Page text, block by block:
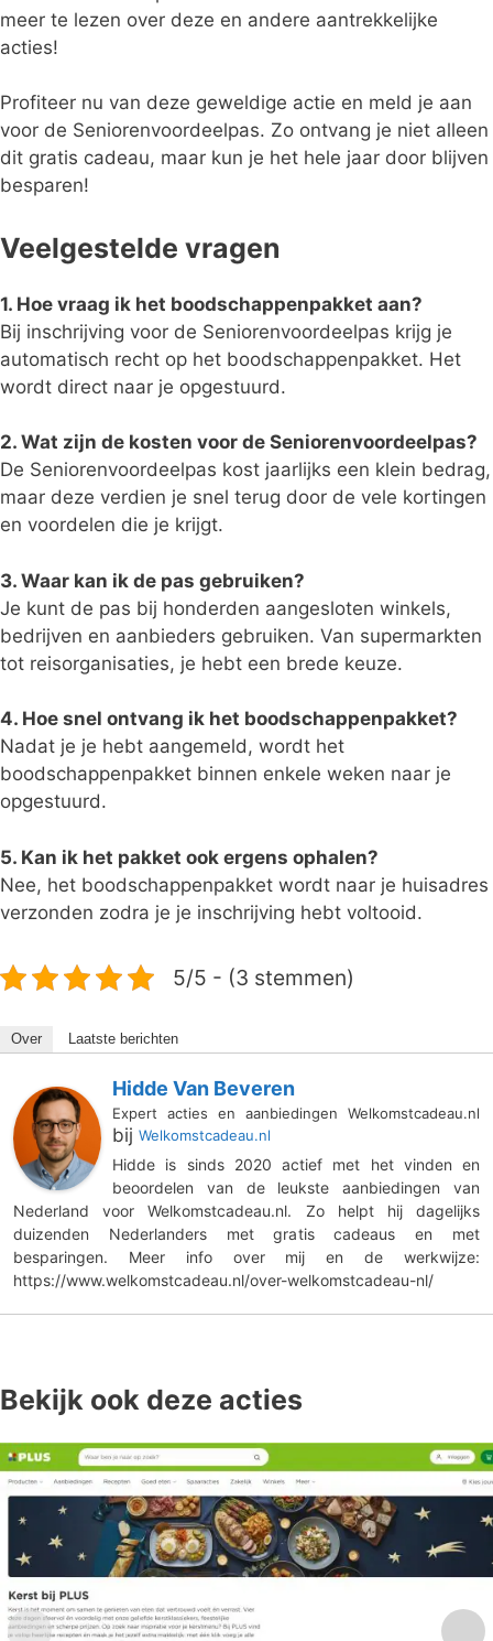
meer te lezen over deze en andere aantrekkelijke
acties!
Profiteer nu van deze geweldige actie en meld je aan
voor de Seniorenvoordeelpas. Zo ontvang je niet alleen
dit gratis cadeau, maar kun je het hele jaar door blijven
besparen!
Veelgestelde vragen
1. Hoe vraag ik het boodschappenpakket aan?
Bij inschrijving voor de Seniorenvoordeelpas krijg je
automatisch recht op het boodschappenpakket. Het
wordt direct naar je opgestuurd.
2. Wat zijn de kosten voor de Seniorenvoordeelpas?
De Seniorenvoordeelpas kost jaarlijks een klein bedrag,
maar deze verdien je snel terug door de vele kortingen
en voordelen die je krijgt.
3. Waar kan ik de pas gebruiken?
Je kunt de pas bij honderden aangesloten winkels,
bedrijven en aanbieders gebruiken. Van supermarkten
tot reisorganisaties, je hebt een brede keuze.
4. Hoe snel ontvang ik het boodschappenpakket?
Nadat je je hebt aangemeld, wordt het
boodschappenpakket binnen enkele weken naar je
opgestuurd.
5. Kan ik het pakket ook ergens ophalen?
Nee, het boodschappenpakket wordt naar je huisadres
verzonden zodra je je inschrijving hebt voltooid.
5/5 - (3 stemmen)
Over Laatste berichten
Hidde Van Beveren
Expert acties en aanbiedingen Welkomstcadeau.nl
bij Welkomstcadeau.nl
Hidde is sinds 2020 actief met het vinden en
beoordelen van de leukste aanbiedingen van
Nederland voor Welkomstcadeau.nl. Zo helpt hij dagelijks
duizenden Nederlanders met gratis cadeaus en met
besparingen. Meer info over mij en de werkwijze:
https://www.welkomstcadeau.nl/over-welkomstcadeau-nl/
Bekijk ook deze acties